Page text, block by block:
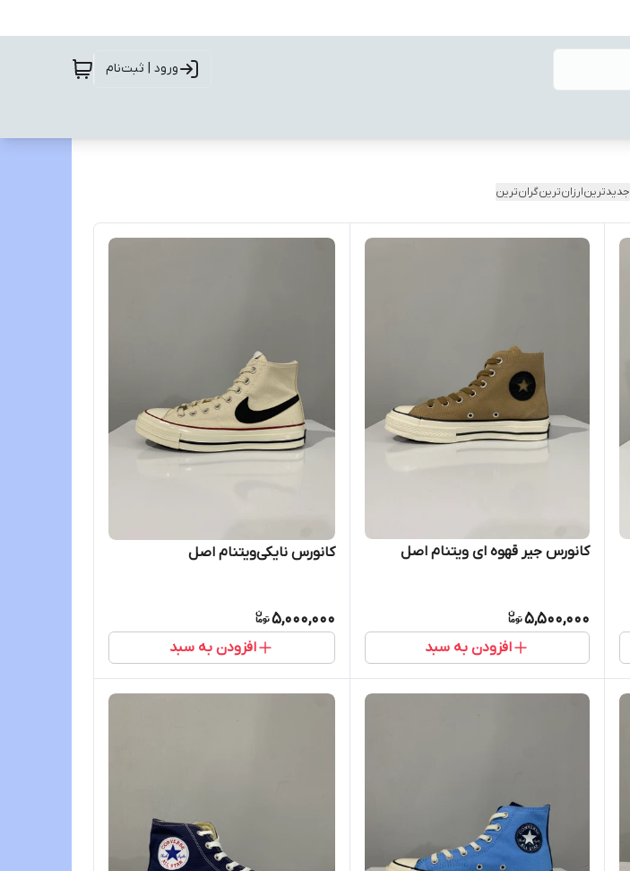
ورود | ثبت‌نام
جدیدترینارزان‌ترینگران‌ترین
کانورس جیر قهوه ای ویتنام اصل
5,500,000
افزودن به سبد
کانورس نایکی‌ویتنام اصل
5,000,000
افزودن به سبد